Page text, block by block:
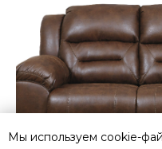
Мы используем cookie-